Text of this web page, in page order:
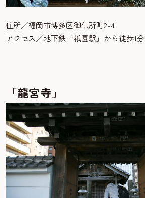
住所／福岡市博多区御供所町2-4
アクセス／地下鉄「祇園駅」から徒歩1分
「龍宮寺」